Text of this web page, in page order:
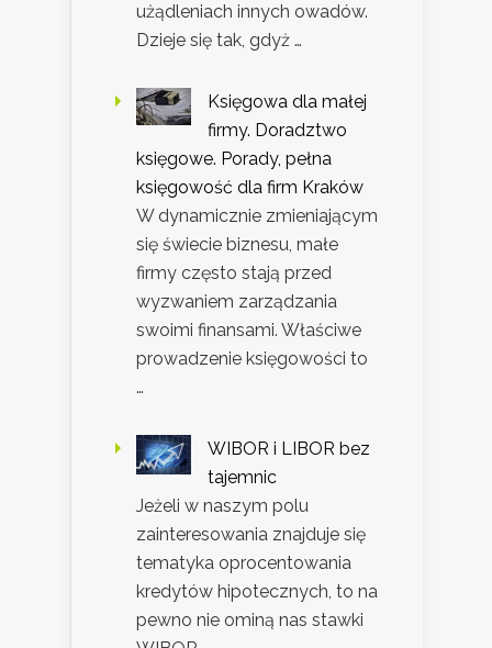
użądleniach innych owadów.
Dzieje się tak, gdyż …
Księgowa dla małej
firmy. Doradztwo
księgowe. Porady, pełna
księgowość dla firm Kraków
W dynamicznie zmieniającym
się świecie biznesu, małe
firmy często stają przed
wyzwaniem zarządzania
swoimi finansami. Właściwe
prowadzenie księgowości to
…
WIBOR i LIBOR bez
tajemnic
Jeżeli w naszym polu
zainteresowania znajduje się
tematyka oprocentowania
kredytów hipotecznych, to na
pewno nie ominą nas stawki